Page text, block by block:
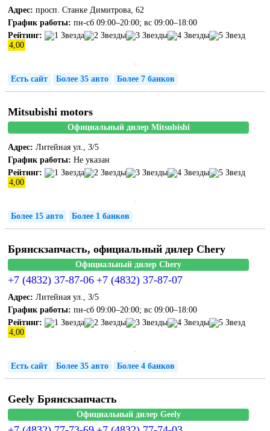
Адрес: просп. Станке Димитрова, 62
График работы: пн-сб 09:00–20:00; вс 09:00–18:00
Рейтинг:
4,00
Есть сайт Более 35 авто Более 7 банков
Mitsubishi motors
Официальный дилер Mitsubishi
Адрес: Литейная ул., 3/5
График работы: Не указан
Рейтинг:
4,00
Более 15 авто Более 1 банков
Брянскзапчасть, официальный дилер Chery
Официальный дилер Chery
+7 (4832) 37-87-06 +7 (4832) 37-87-07
Адрес: Литейная ул., 3/5
График работы: пн-сб 09:00–20:00; вс 09:00–18:00
Рейтинг:
4,00
Есть сайт Более 35 авто Более 4 банков
Geely Брянскзапчасть
Официальный дилер Geely